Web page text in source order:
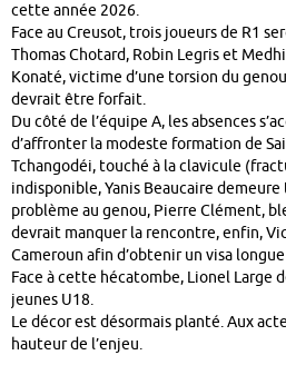
cette année 2026.
Face au Creusot, trois joueurs de R1
Thomas Chotard, Robin Legris et
Konaté, victime d’une torsion du
devrait être forfait.
Du côté de l’équipe A, les absences
d’affronter la modeste formation de
Tchangodéi, touché à la clavicule
indisponible, Yanis Beaucaire
problème au genou, Pierre Clément,
devrait manquer la rencontre, enfin,
Cameroun afin d’obtenir un visa
Face à cette hécatombe, Lionel Large
jeunes U18.
Le décor est désormais planté. Aux
hauteur de l’enjeu.